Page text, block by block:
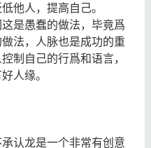
他人，提高自己。
是愚蠢的做法，毕竟爲
法，人脉也是成功的重
制自己的行爲和语言，
人缘。
的生肖
认龙是一个非常有创意